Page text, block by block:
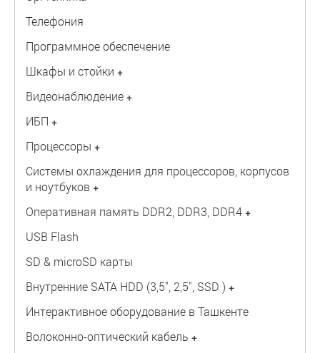
Телефония
Программное обеспечение
Шкафы и стойки +
Видеонаблюдение +
ИБП +
Процессоры +
Системы охлаждения для процессоров, корпусов
и ноутбуков +
Оперативная память DDR2, DDR3, DDR4 +
USB Flash
SD & microSD карты
Внутренние SATA HDD (3,5", 2,5", SSD ) +
Интерактивное оборудование в Ташкенте
Волоконно-оптический кабель +